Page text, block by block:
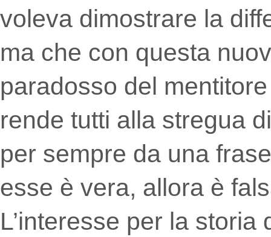
voleva dimostrare la
ma che con questa
paradosso del
rende tutti alla stregua
per sempre da una
esse è vera, allora è
L’interesse per la